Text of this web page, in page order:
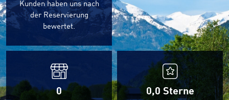
Kunden haben uns nach
der Reservierung
bewertet.
0 0,0 Sterne